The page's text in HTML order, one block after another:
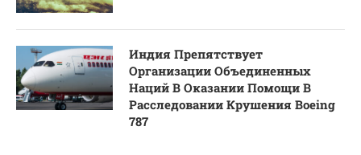
Индия Препятствует
Организации Объединенных
Наций В Оказании Помощи В
Расследовании Крушения Boeing
787